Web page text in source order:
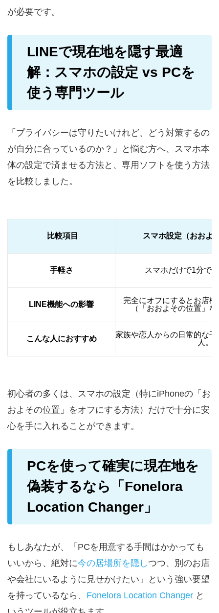
が必要です。
LINEで現在地を隠す最適
解：スマホの設定 vs PCを
使う専門ツール
「プライバシーは守りたいけれど、どう対策するの
が自分に合っているのか？」と悩む方へ、スマホ本
体の設定で済ませる方法と、専用ソフトを使う方法
を比較しました。
比較項目 スマホ設定（おおよ
手軽さ スマホだけで1分で
LINE機能への影響
完全にオフにするとお店
（「おおよその位置」
こんな人におすすめ
家族や恋人からの日常的な
人。
初心者の多くは、スマホの設定（特にiPhoneの「お
およその位置」をオフにする方法）だけで十分に安
心を手に入れることができます。
PCを使って確実に現在地を
偽装するなら「Fonelora
Location Changer」
もしあなたが、「PCを用意する手間はかかっても
いいから、絶対に今の居場所を隠しつつ、別のお店
や会社にいるように見せかけたい」という強い要望
を持っているなら、 Fonelora Location Changer と